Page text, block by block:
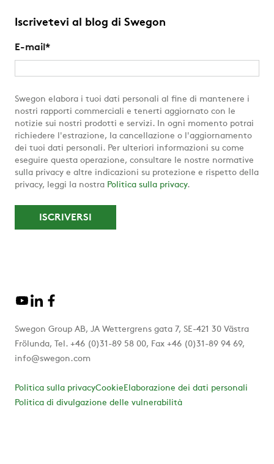
Iscrivetevi al blog di Swegon
E-mail *
Swegon elabora i tuoi dati personali al fine di mantenere i
nostri rapporti commerciali e tenerti aggiornato con le
notizie sui nostri prodotti e servizi. In ogni momento potrai
richiedere l'estrazione, la cancellazione o l'aggiornamento
dei tuoi dati personali. Per ulteriori informazioni su come
eseguire questa operazione, consultare le nostre normative
sulla privacy e altre indicazioni su protezione e rispetto della
privacy, leggi la nostra Politica sulla privacy.
Swegon Group AB, JA Wettergrens gata 7, SE-421 30 Västra
Frölunda, Tel. +46 (0)31-89 58 00, Fax +46 (0)31-89 94 69,
info@swegon.com
Politica sulla privacyCookieElaborazione dei dati personali
Politica di divulgazione delle vulnerabilità